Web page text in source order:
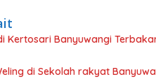
Kertosari Banyuwangi
di Sekolah rakyat